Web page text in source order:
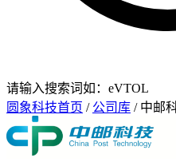
请输入搜索词如：eVTOL
圆象科技首页 / 公司库 / 中邮